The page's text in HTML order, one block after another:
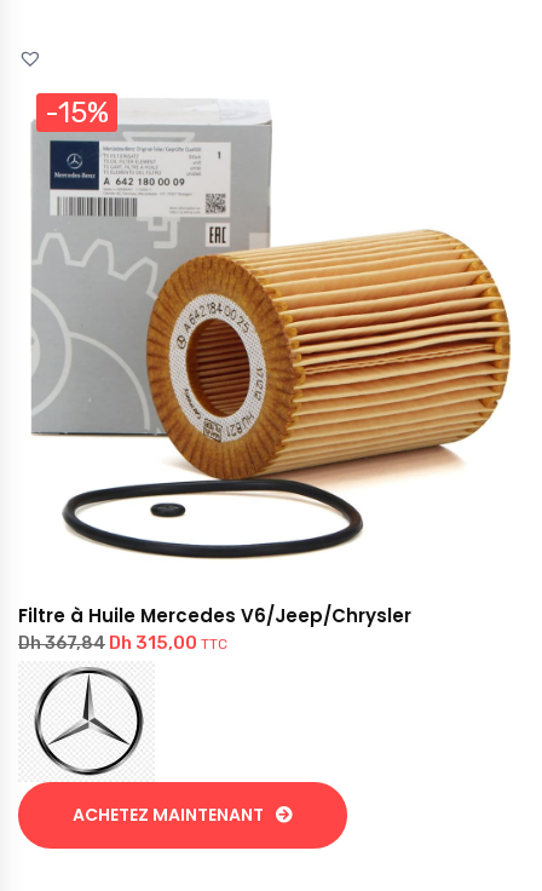
-15%
Filtre à Huile Mercedes V6/Jeep/Chrysler
Dh367,84 Dh 315,00 TTC
ACHETEZ MAINTENANT